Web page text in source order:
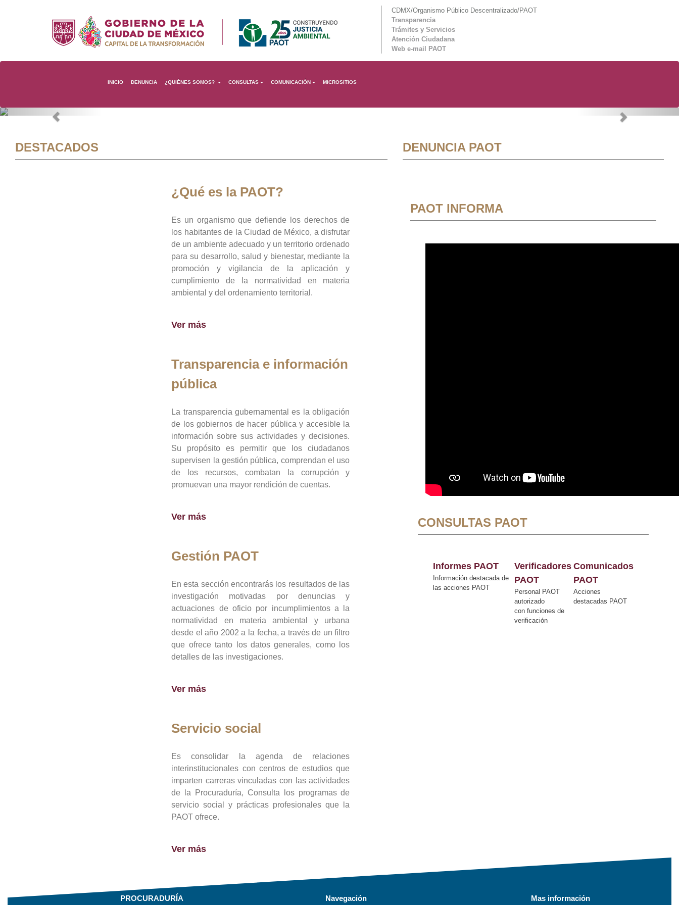
CDMX/Organismo Público Descentralizado/PAOT
Transparencia
Trámites y Servicios
Atención Ciudadana
Web e-mail PAOT
INICIO DENUNCIA ¿QUIÉNES SOMOS? CONSULTAS COMUNICACIÓN MICROSITIOS
Previous Next
DESTACADOS
¿Qué es la PAOT?
Es un organismo que defiende los derechos de
los habitantes de la Ciudad de México, a disfrutar
de un ambiente adecuado y un territorio ordenado
para su desarrollo, salud y bienestar, mediante la
promoción y vigilancia de la aplicación y
cumplimiento de la normatividad en materia
ambiental y del ordenamiento territorial.
Ver más
Transparencia e información
pública
La transparencia gubernamental es la obligación
de los gobiernos de hacer pública y accesible la
información sobre sus actividades y decisiones.
Su propósito es permitir que los ciudadanos
supervisen la gestión pública, comprendan el uso
de los recursos, combatan la corrupción y
promuevan una mayor rendición de cuentas.
Ver más
Gestión PAOT
En esta sección encontrarás los resultados de las
investigación motivadas por denuncias y
actuaciones de oficio por incumplimientos a la
normatividad en materia ambiental y urbana
desde el año 2002 a la fecha, a través de un filtro
que ofrece tanto los datos generales, como los
detalles de las investigaciones.
Ver más
Servicio social
Es consolidar la agenda de relaciones
interinstitucionales con centros de estudios que
imparten carreras vinculadas con las actividades
de la Procuraduría, Consulta los programas de
servicio social y prácticas profesionales que la
PAOT ofrece.
Ver más
DENUNCIA PAOT
PAOT INFORMA
CONSULTAS PAOT
Informes PAOT
Información destacada de
las acciones PAOT
Verificadores
PAOT
Personal PAOT
autorizado
con funciones de
verificación
Comunicados
PAOT
Acciones
destacadas PAOT
PROCURADURÍA Navegación Mas información